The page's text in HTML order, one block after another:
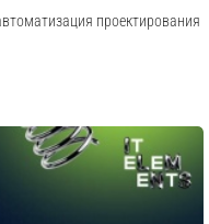
проектирования